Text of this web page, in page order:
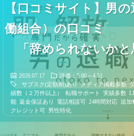
【口コミサイト】男
働組合）の口コミ
「辞められないかと
2026.07.17
評価：5.00～4.51
サブスク(定額制)あり
メディア掲載多数
績数（２万件以上）
転職サポート 実績多数
能 返金保証あり 電話相談可 24時間対応 追加
クレジット可 男性特化